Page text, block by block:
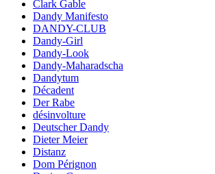
Clark Gable
Dandy Manifesto
DANDY-CLUB
Dandy-Girl
Dandy-Look
Dandy-Maharadscha
Dandytum
Décadent
Der Rabe
désinvolture
Deutscher Dandy
Dieter Meier
Distanz
Dom Pérignon